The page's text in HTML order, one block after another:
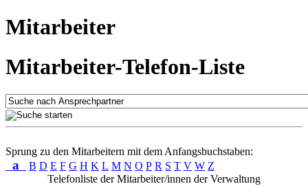
Mitarbeiter
Mitarbeiter-Telefon-Liste
Sprung zu den Mitarbeitern mit dem Anfangsbuchstaben:
a B D E F G H K L M N O P R S T V W Z
Telefonliste der Mitarbeiter/innen der Verwaltung